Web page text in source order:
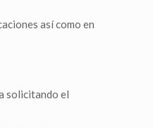
así como en
solicitando el